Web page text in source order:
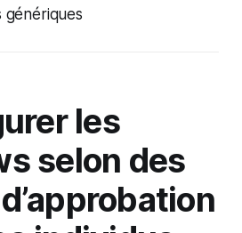
génériques
les
selon des